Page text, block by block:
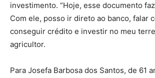
investimento. “Hoje, esse documento
Com ele, posso ir direto ao banco, falar
conseguir crédito e investir no meu
agricultor.
Para Josefa Barbosa dos Santos, de 61